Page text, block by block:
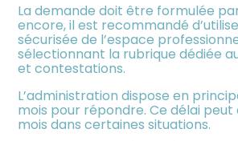
La demande doit être formulée
encore, il est recommandé
sécurisée de l’espace
sélectionnant la rubrique dédiée
et contestations.
L’administration dispose en
mois pour répondre. Ce délai
mois dans certaines situations.